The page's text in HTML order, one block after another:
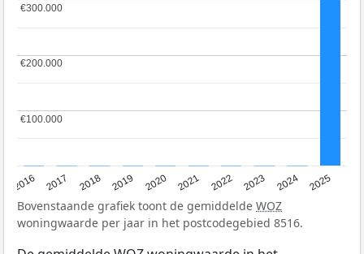
2016 2017 2018 2019 2020 2021 2022 2023 2024 2025
€100.000
€100.000
€200.000
€200.000
€300.000
€300.000
Bovenstaande grafiek toont de gemiddelde WOZ
woningwaarde per jaar in het postcodegebied 8516.